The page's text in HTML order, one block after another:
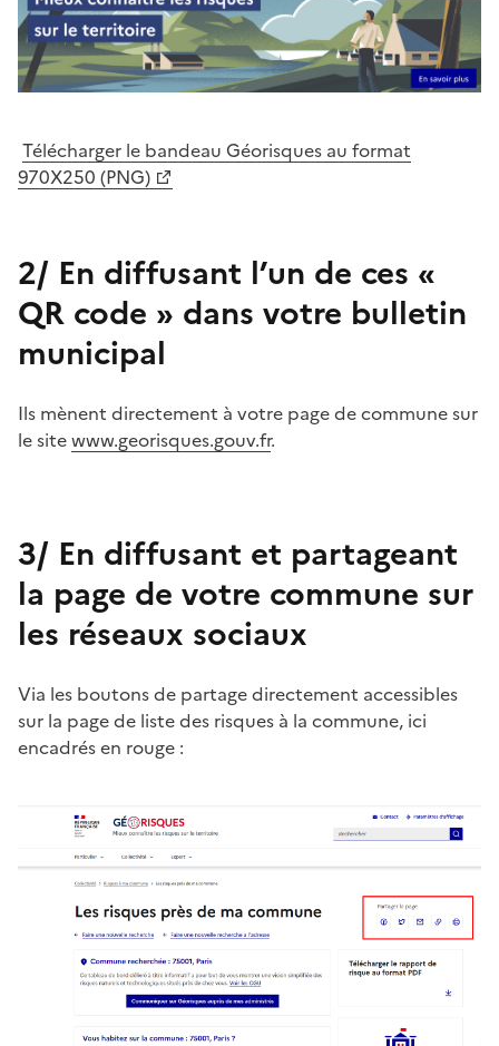
Télécharger le bandeau Géorisques au format
970X250 (PNG)
2/ En diffusant l’un de ces «
QR code » dans votre bulletin
municipal
Ils mènent directement à votre page de commune sur
le sitewww.georisques.gouv.fr.
3/ En diffusant et partageant
la page de votre commune sur
les réseaux sociaux
Via les boutons de partage directement accessibles
sur la page de liste des risques à la commune, ici
encadrés en rouge :